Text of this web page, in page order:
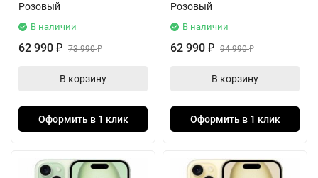
Розовый
В наличии
62 990 ₽ 73 990₽
В корзину
Оформить в 1 клик
Розовый
В наличии
62 990 ₽ 94 990₽
В корзину
Оформить в 1 клик